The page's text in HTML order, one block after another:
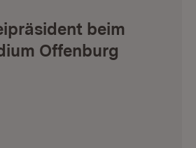
beim
Offenburg